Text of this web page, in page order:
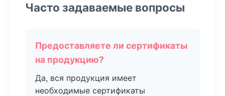
Часто задаваемые вопросы
Предоставляете ли сертификаты
на продукцию?
Да, вся продукция имеет
необходимые сертификаты